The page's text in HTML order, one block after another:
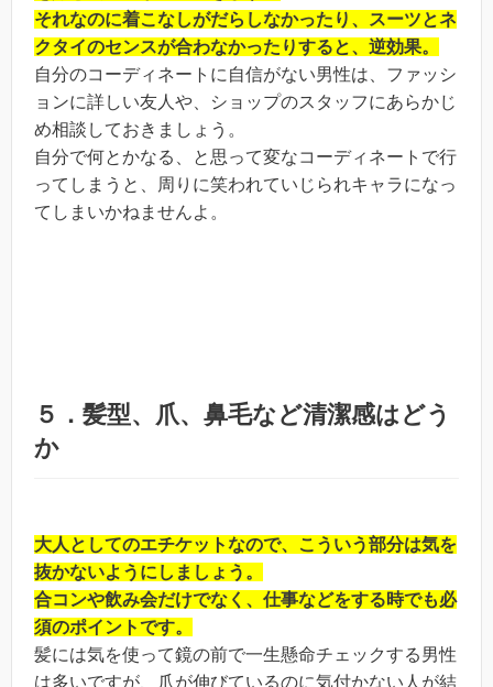
それなのに着こなしがだらしなかったり、スーツとネ
クタイのセンスが合わなかったりすると、逆効果。
自分のコーディネートに自信がない男性は、ファッシ
ョンに詳しい友人や、ショップのスタッフにあらかじ
め相談しておきましょう。
自分で何とかなる、と思って変なコーディネートで行
ってしまうと、周りに笑われていじられキャラになっ
てしまいかねませんよ。
５．髪型、爪、鼻毛など清潔感はどう
か
大人としてのエチケットなので、こういう部分は気を
抜かないようにしましょう。
合コンや飲み会だけでなく、仕事などをする時でも必
須のポイントです。
髪には気を使って鏡の前で一生懸命チェックする男性
は多いですが、爪が伸びているのに気付かない人が結